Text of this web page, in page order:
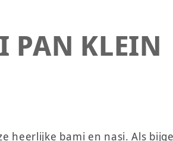
PAN KLEIN
heerlijke bami en nasi. Als